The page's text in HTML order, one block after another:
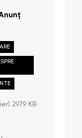
pentru
297.9 KB